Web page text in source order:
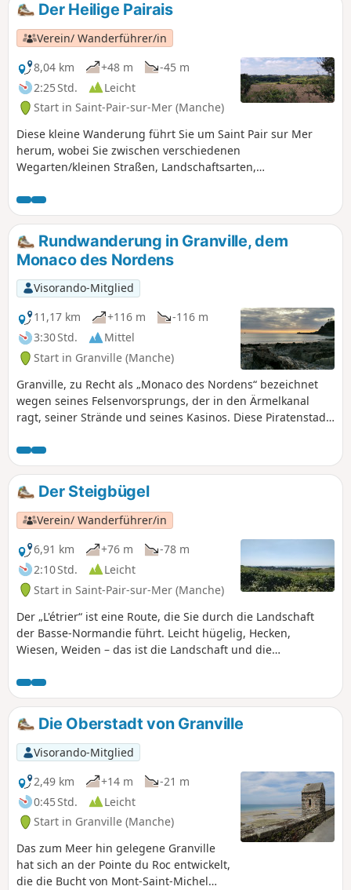
Der Heilige Pairais
Verein/ Wanderführer/in
8,04 km
+48 m
-45 m
2:25 Std.
Leicht
Start in Saint-Pair-sur-Mer (Manche)
Diese kleine Wanderung führt Sie um Saint Pair sur Mer
herum, wobei Sie zwischen verschiedenen
Wegarten/kleinen Straßen, Landschaftsarten,
um die Umgebung zu entdecken.
Rundwanderung in Granville, dem
Monaco des Nordens
Visorando-Mitglied
11,17 km
+116 m
-116 m
3:30 Std.
Mittel
Start in Granville (Manche)
Granville, zu Recht als „Monaco des Nordens“ bezeichnet
wegen seines Felsenvorsprungs, der in den Ärmelkanal
ragt, seiner Strände und seines Kasinos. Diese Piratenstadt
einem Museum in seinem Geburtshaus, dem ehemaligen
Wohnhaus dieses berühmten Modeschöpfers, Tribut zollt.
Der Steigbügel
Verein/ Wanderführer/in
6,91 km
+76 m
-78 m
2:10 Std.
Leicht
Start in Saint-Pair-sur-Mer (Manche)
Der „L'étrier“ ist eine Route, die Sie durch die Landschaft
der Basse-Normandie führt. Leicht hügelig, Hecken,
Wiesen, Weiden – das ist die Landschaft und die
Kirche von Kairon am Startpunkt.
Die Oberstadt von Granville
Visorando-Mitglied
2,49 km
+14 m
-21 m
0:45 Std.
Leicht
Start in Granville (Manche)
Das zum Meer hin gelegene Granville
hat sich an der Pointe du Roc entwickelt,
die die Bucht von Mont-Saint-Michel